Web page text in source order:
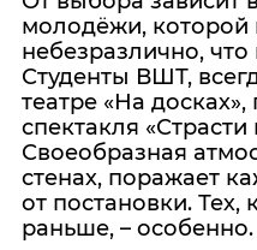
молодёжи, которой
небезразлично, что
Студенты ВШТ,
театре «На
спектакля
Своеобразная
стенах, поражает
от постановки. Тех,
раньше, – особенно.